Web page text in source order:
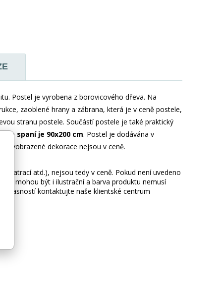
Postel je vyrobena z borovicového dřeva. Na
zaoblené hrany a zábrana, která je v ceně postele,
stranu postele. Součástí postele je také praktický
pro spaní je 90x200 cm. Postel je dodávána v
Vyobrazené dekorace nejsou v ceně.
atd.), nejsou tedy v ceně. Pokud není uvedeno
mohou být i ilustrační a barva produktu nemusí
kontaktujte naše klientské centrum